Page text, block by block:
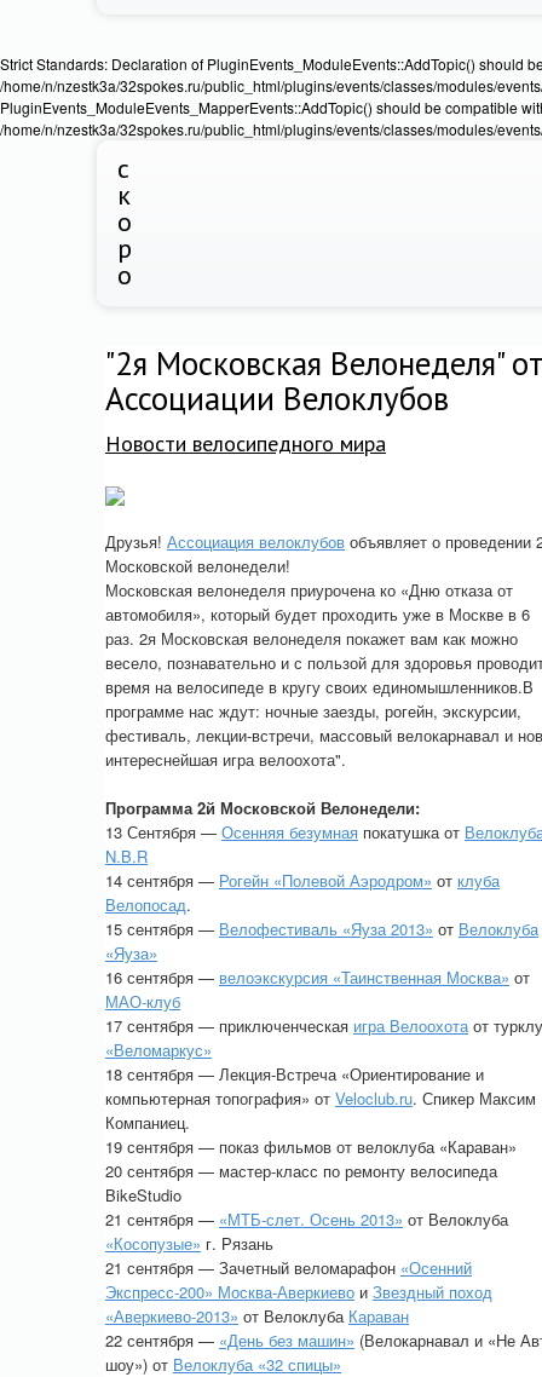
Strict Standards: Declaration of PluginEvents_ModuleEvents::AddTopic() should
/home/n/nzestk3a/32spokes.ru/public_html/plugins/events/classes/modules/
PluginEvents_ModuleEvents_MapperEvents::AddTopic() should be compatible
/home/n/nzestk3a/32spokes.ru/public_html/plugins/events/classes/modules/
с
к
о
р
о
"2я Московская Велонеделя"
Ассоциации Велоклубов
Новости велосипедного мира
Друзья! Ассоциация велоклубов объявляет о проведении
Московской велонедели!
Московская велонеделя приурочена ко «Дню отказа от
автомобиля», который будет проходить уже в Москве в 6
раз. 2я Московская велонеделя покажет вам как можно
весело, познавательно и с пользой для здоровья
время на велосипеде в кругу своих единомышленников.В
программе нас ждут: ночные заезды, рогейн, экскурсии,
фестиваль, лекции-встречи, массовый велокарнавал и
интереснейшая игра велоохота".
Программа 2й Московской Велонедели:
13 Сентября — Осенняя безумная покатушка от
N.B.R
14 сентября — Рогейн «Полевой Аэродром» от клуба
Велопосад.
15 сентября — Велофестиваль «Яуза 2013» от Велоклуба
«Яуза»
16 сентября — велоэкскурсия «Таинственная Москва» от
МАО-клуб
17 сентября — приключенческая игра Велоохотаот
«Веломаркус»
18 сентября — Лекция-Встреча «Ориентирование и
компьютерная топография» от Veloclub.ru. Спикер Максим
Компаниец.
19 сентября — показ фильмов от велоклуба «Караван»
20 сентября — мастер-класс по ремонту велосипеда
BikeStudio
21 сентября — «МТБ-слет. Осень 2013» от Велоклуба
«Косопузые» г. Рязань
21 сентября — Зачетный веломарафон «Осенний
Экспресс-200» Москва-Аверкиево и Звездный поход
«Аверкиево-2013» от Велоклуба Караван
22 сентября — «День без машин» (Велокарнавал и «Не
шоу») от Велоклуба «32 спицы»